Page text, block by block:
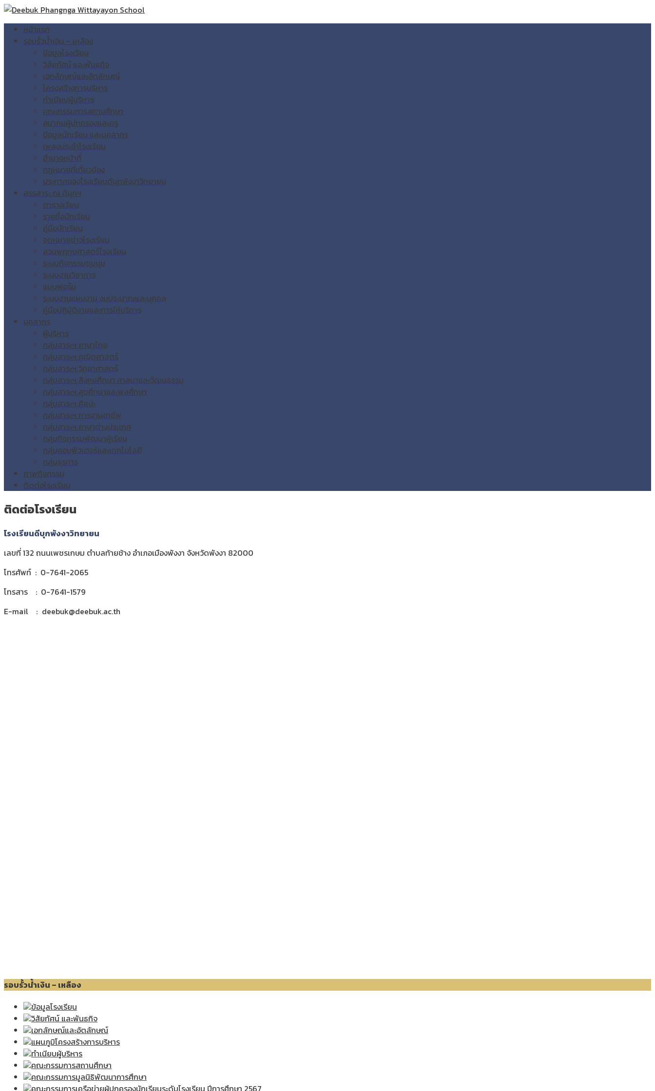
หน้าแรก
รอบรั้วน้ำเงิน – เหลือง
ข้อมูลโรงเรียน
วิสัยทัศน์ และพันธกิจ
เอกลักษณ์และอัตลักษณ์
โครงสร้างการบริหาร
ทำเนียบผู้บริหาร
คณะกรรมการสถานศึกษา
สมาคมผู้ปกครองและครู
ข้อมูลนักเรียน และบุคลากร
เพลงประจำโรงเรียน
อำนาจหน้าที่
กฎหมายที่เกี่ยวข้อง
ประกาศของโรงเรียนดีบุกพังงาวิทยายน
สรรสาระ ณ ดีบุกฯ
ตารางเรียน
รายชื่อนักเรียน
คู่มือนักเรียน
จดหมายข่าวโรงเรียน
สวนพฤกษศาสตร์โรงเรียน
ระบบกิจกรรมชุมนุม
ระบบงานวิชาการ
แบบฟอร์ม
ระบบงานแผนงาน งบประมาณและบุคคล
คู่มือปฏิบัติงานและการให้บริการ
บุคลากร
ผู้บริหาร
กลุ่มสาระฯ ภาษาไทย
กลุ่มสาระฯ คณิตศาสตร์
กลุ่มสาระฯ วิทยาศาสตร์
กลุ่มสาระฯ สังคมศึกษา ศาสนาและวัฒนธรรม
กลุ่มสาระฯ สุขศึกษาและพลศึกษา
กลุ่มสาระฯ ศิลปะ
กลุ่มสาระฯ การงานอาชีพ
กลุ่มสาระฯ ภาษาต่างประเทศ
กลุ่มกิจกรรมพัฒนาผู้เรียน
กลุ่มคอมพิวเตอร์และเทคโนโลยี
กลุ่มธุรการ
ภาพกิจกรรม
ติดต่อโรงเรียน
ติดต่อโรงเรียน
โรงเรียนดีบุกพังงาวิทยายน
เลขที่ 132 ถนนเพชรเกษม ตำบลท้ายช้าง อำเภอเมืองพังงา จังหวัดพังงา 82000
โทรศัพท์ : 0-7641-2065
โทรสาร : 0-7641-1579
E-mail : deebuk@deebuk.ac.th
รอบรั้วน้ำเงิน – เหลือง
ข้อมูลโรงเรียน
วิสัยทัศน์ และพันธกิจ
เอกลักษณ์และอัตลักษณ์
แผนภูมิโครงสร้างการบริหาร
ทำเนียบผู้บริหาร
คณะกรรมการสถานศึกษา
คณะกรรมการมูลนิธิพัฒนาการศึกษา